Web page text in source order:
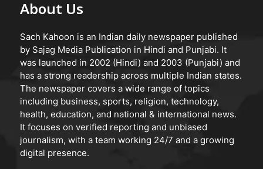
About Us
Sach Kahoon is an Indian daily newspaper published
by Sajag Media Publication in Hindi and Punjabi. It
was launched in 2002 (Hindi) and 2003 (Punjabi) and
has a strong readership across multiple Indian states.
The newspaper covers a wide range of topics
including business, sports, religion, technology,
health, education, and national & international news.
It focuses on verified reporting and unbiased
journalism, with a team working 24/7 and a growing
digital presence.